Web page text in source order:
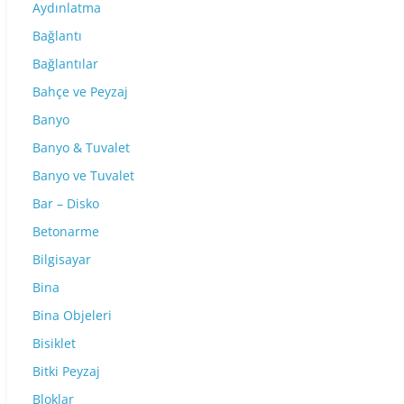
Aydınlatma
Bağlantı
Bağlantılar
Bahçe ve Peyzaj
Banyo
Banyo & Tuvalet
Banyo ve Tuvalet
Bar – Disko
Betonarme
Bilgisayar
Bina
Bina Objeleri
Bisiklet
Bitki Peyzaj
Bloklar